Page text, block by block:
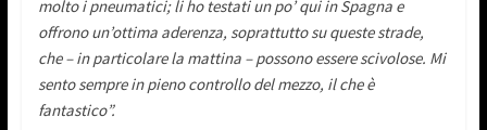
molto i pneumatici; li ho testati un po’ qui in Spagna e
offrono un’ottima aderenza, soprattutto su queste strade,
che – in particolare la mattina – possono essere scivolose. Mi
sento sempre in pieno controllo del mezzo, il che è
fantastico”.